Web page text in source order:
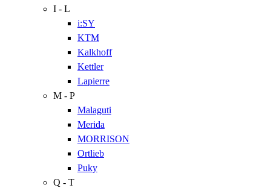
I - L
i:SY
KTM
Kalkhoff
Kettler
Lapierre
M - P
Malaguti
Merida
MORRISON
Ortlieb
Puky
Q - T